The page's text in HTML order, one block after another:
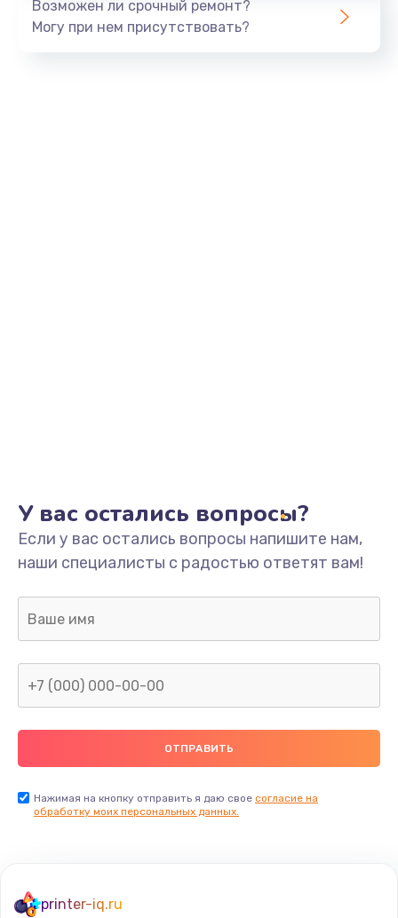
Возможен ли срочный ремонт?
Могу при нем присутствовать?
У вас остались вопросы?
Если у вас остались вопросы напишите нам,
наши специалисты с радостью ответят вам!
Нажимая на кнопку отправить я даю свое согласие на
обработку моих персональных данных.
printer-iq.ru